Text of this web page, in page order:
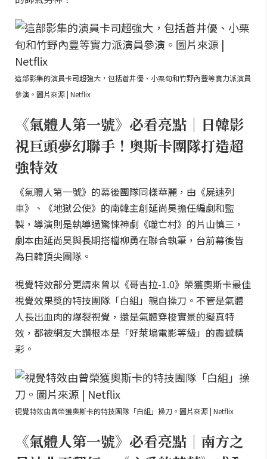
這部影集的演員卡司超強大，包括蒼井優、小栗旬和竹野內豐等實力派演員
參演。圖片來源 | Netflix
《氣體人第一號》必看亮點｜日韓影
視巨頭夢幻聯手！奧斯卡團隊打造超
強特效
《氣體人第一號》的幕後團隊同樣華麗，由《屍速列
車》、《地獄公使》的南韓主創延尚昊擔任編劇和監
製，導演則是執導過驚悚神劇《噬亡村》的片山慎三，
劇本由延尚昊與長期搭檔柳勇在聯合執筆，台前幕後皆
為日韓頂尖團隊。
視覺特效部分更請來曾以《哥吉拉-1.0》榮獲奧斯卡最佳
視覺效果獎的特技團隊「白組」親自操刀。不管是氣體
人長出血肉的爆裂視覺，還是氣體穿梭實景的擬真特
效，都被網友大讚根本是「好萊塢電影等級」的震撼精
彩。
視覺特效由曾榮獲奧斯卡的特技團隊「白組」操刀。圖片來源 | Netflix
《氣體人第一號》必看亮點｜南方之